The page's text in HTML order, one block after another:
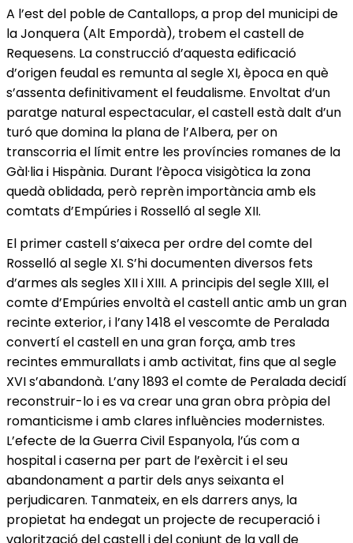
A l’est del poble de Cantallops, a prop del municipi de
la Jonquera (Alt Empordà), trobem el castell de
Requesens. La construcció d’aquesta edificació
d’origen feudal es remunta al segle XI, època en què
s’assenta definitivament el feudalisme. Envoltat d’un
paratge natural espectacular, el castell està dalt d’un
turó que domina la plana de l’Albera, per on
transcorria el límit entre les províncies romanes de la
Gàl·lia i Hispània. Durant l’època visigòtica la zona
quedà oblidada, però reprèn importància amb els
comtats d’Empúries i Rosselló al segle XII.
El primer castell s’aixeca per ordre del comte del
Rosselló al segle XI. S’hi documenten diversos fets
d’armes als segles XII i XIII. A principis del segle XIII, el
comte d’Empúries envoltà el castell antic amb un gran
recinte exterior, i l’any 1418 el vescomte de Peralada
convertí el castell en una gran força, amb tres
recintes emmurallats i amb activitat, fins que al segle
XVI s’abandonà. L’any 1893 el comte de Peralada decidí
reconstruir-lo i es va crear una gran obra pròpia del
romanticisme i amb clares influències modernistes.
L’efecte de la Guerra Civil Espanyola, l’ús com a
hospital i caserna per part de l’exèrcit i el seu
abandonament a partir dels anys seixanta el
perjudicaren. Tanmateix, en els darrers anys, la
propietat ha endegat un projecte de recuperació i
valorització del castell i del conjunt de la vall de